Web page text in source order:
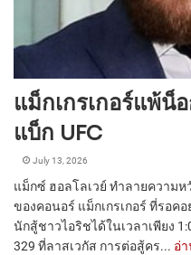
แม็กเกรเกอร์แพ้น็
แบ็ก UFC
July 13, 2026
แม็กซ์ ฮอลโลเวย์ ทำลายความห
ของคอนอร์ แม็กเกรเกอร์ ที่รอค
นักสู้ชาวไอริชได้ในเวลาเพียง
329 ที่ลาสเวกัส การต่อสู้คร... อ่